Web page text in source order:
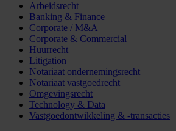
Arbeidsrecht
Banking & Finance
Corporate / M&A
Corporate & Commercial
Huurrecht
Litigation
Notariaat ondernemingsrecht
Notariaat vastgoedrecht
Omgevingsrecht
Technology & Data
Vastgoedontwikkeling & -transacties